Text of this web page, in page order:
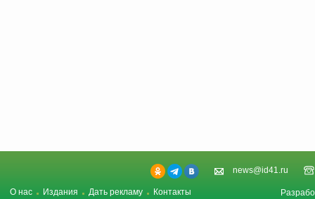
news@id41.ru
О нас Издания Дать рекламу Контакты